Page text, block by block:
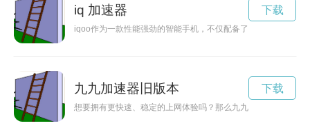
iq 加速器
iqoo作为一款性能强劲的智能手机，不仅配备了高性能处理器
下载
九九加速器旧版本
想要拥有更快速、稳定的上网体验吗？那么九九加速器破解版
下载